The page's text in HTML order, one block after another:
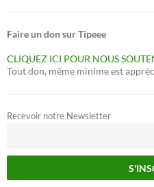
Faire un don sur Tipeee
CLIQUEZ ICI POUR NOUS
Tout don, même minime est
Recevoir notre Newsletter